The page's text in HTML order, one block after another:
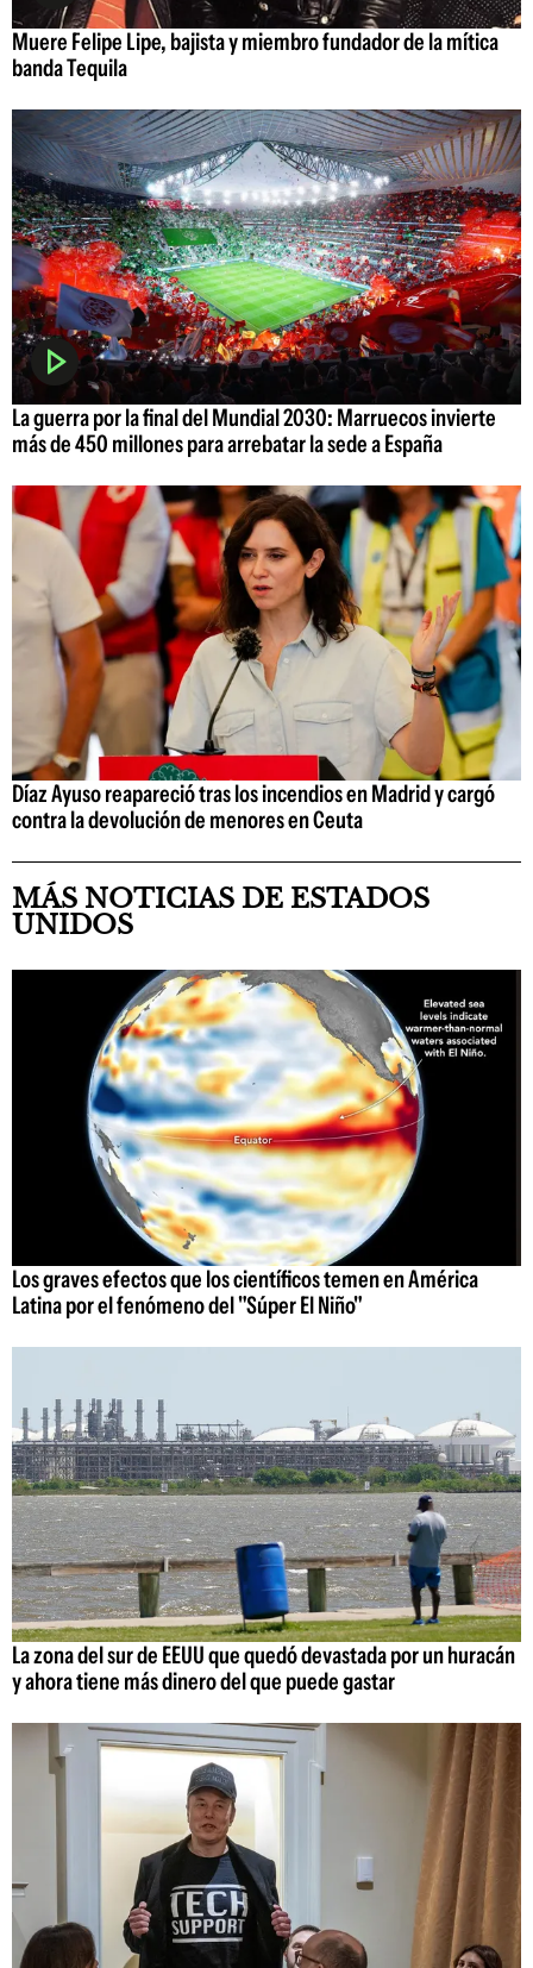
Muere Felipe Lipe, bajista y miembro fundador de la mítica
banda Tequila
La guerra por la final del Mundial 2030: Marruecos invierte
más de 450 millones para arrebatar la sede a España
Díaz Ayuso reapareció tras los incendios en Madrid y cargó
contra la devolución de menores en Ceuta
MÁS NOTICIAS DE ESTADOS
UNIDOS
Los graves efectos que los científicos temen en América
Latina por el fenómeno del "Súper El Niño"
La zona del sur de EEUU que quedó devastada por un huracán
y ahora tiene más dinero del que puede gastar